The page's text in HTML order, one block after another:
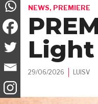
NEWS, PREMIERE
Light
29/06/2026 LUISV